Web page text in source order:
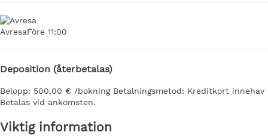
AvresaFöre 11:00
Deposition (återbetalas)
Belopp: 500,00 € /bokning Betalningsmetod: Kreditkort innehav
Betalas vid ankomsten.
Viktig information